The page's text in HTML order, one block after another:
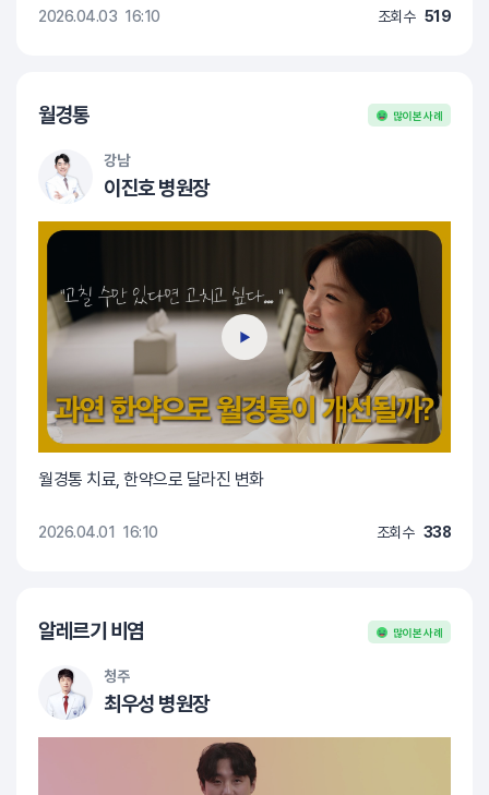
2026.04.03 16:10 조회수 519
월경통 많이 본 사례
강남
이진호 병원장
월경통 치료, 한약으로 달라진 변화
2026.04.01 16:10 조회수 338
알레르기 비염 많이 본 사례
청주
최우성 병원장